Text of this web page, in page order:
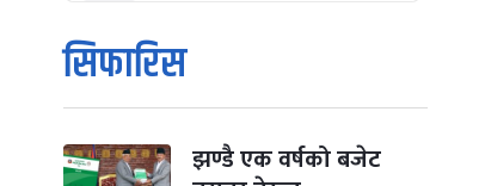
१
आइत
कार्तिक सङ्क्रान्ति
कार्तिक १, २०८३
मंगल कार्तिक ३, २०८३ -Oct 20, 2026
सिफारिस
झण्डै एक वर्षको बजेट